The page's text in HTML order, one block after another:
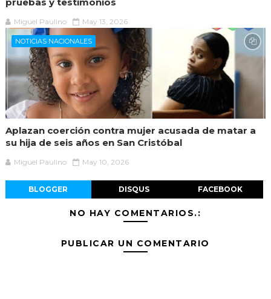
Miguel Paulino May 13, 2026
NOTICIAS NACIONALES
Aplazan coerción contra mujer acusada de matar a
su hija de seis años en San Cristóbal
Miguel Paulino May 10, 2026
BLOGGER DISQUS FACEBOOK
NO HAY COMENTARIOS.:
PUBLICAR UN COMENTARIO